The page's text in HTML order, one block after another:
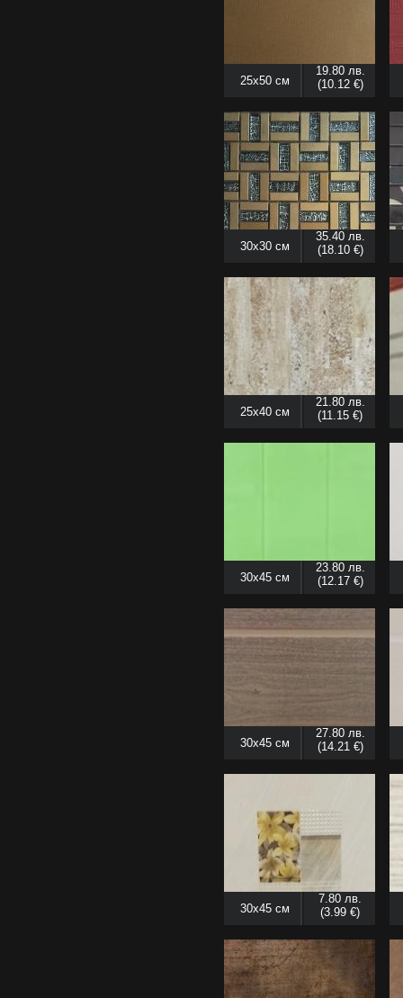
25x50 см
19.80 лв.
(10.12 €)
30x30 см
35.40 лв.
(18.10 €)
25x40 см
21.80 лв.
(11.15 €)
30x45 см
23.80 лв.
(12.17 €)
30x45 см
27.80 лв.
(14.21 €)
30x45 см
7.80 лв.
(3.99 €)